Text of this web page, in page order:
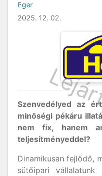
Eger
2025. 12. 02.
Szenvedélyed az
minőségi pékáru
nem fix, hanem
teljesítményeddel?
Dinamikusan fejlődő,
sütőipari